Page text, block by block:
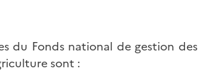
du Fonds national de gestion des
sont :